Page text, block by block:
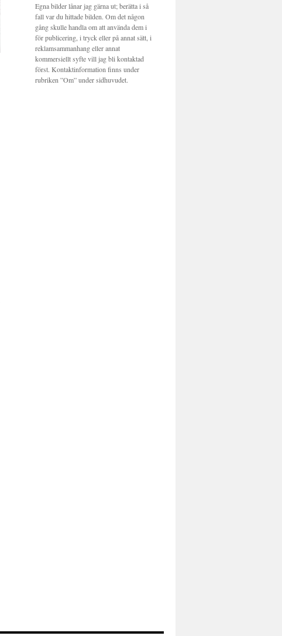
Egna bilder lånar jag gärna ut; berätta i så
fall var du hittade bilden. Om det någon
gång skulle handla om att använda dem i
för publicering, i tryck eller på annat sätt, i
reklamsammanhang eller annat
kommersiellt syfte vill jag bli kontaktad
först. Kontaktinformation finns under
rubriken ”Om” under sidhuvudet.